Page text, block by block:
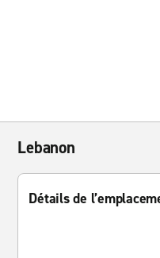
Lebanon
Détails de